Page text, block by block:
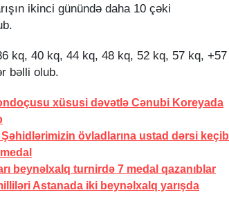
ikinci günündə daha 10 çəki
kq, 40 kq, 44 kq, 48 kq, 52 kq, 57 kq, +57
bəlli olub.
xüsusi dəvətlə Cənubi Koreyada
övladlarına ustad dərsi keçib
beynəlxalq turnirdə 7 medal qazanıblar
Astanada iki beynəlxalq yarışda